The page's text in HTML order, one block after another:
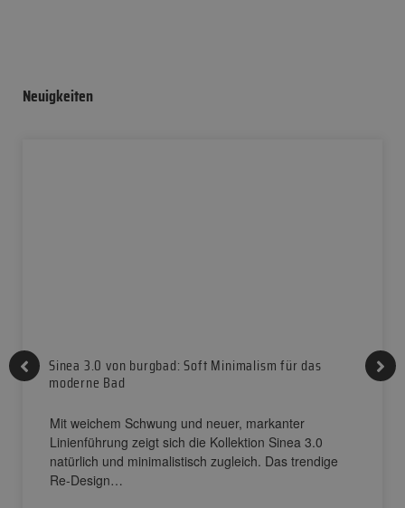
Neuigkeiten
Sinea 3.0 von burgbad: Soft Minimalism für das
moderne Bad
Mit weichem Schwung und neuer, markanter
Linienführung zeigt sich die Kollektion Sinea 3.0
natürlich und minimalistisch zugleich. Das trendige
Re-Design…